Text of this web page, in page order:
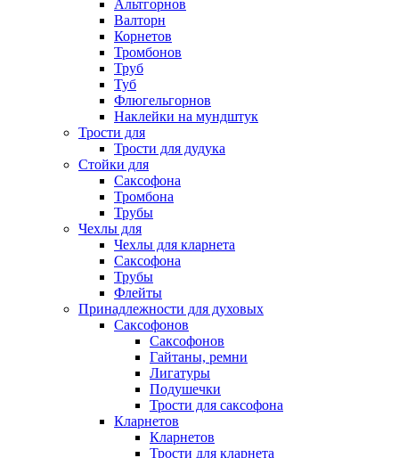
Альтгорнов
Валторн
Корнетов
Тромбонов
Труб
Туб
Флюгельгорнов
Наклейки на мундштук
Трости для
Трости для дудука
Стойки для
Саксофона
Тромбона
Трубы
Чехлы для
Чехлы для кларнета
Саксофона
Трубы
Флейты
Принадлежности для духовых
Саксофонов
Саксофонов
Гайтаны, ремни
Лигатуры
Подушечки
Трости для саксофона
Кларнетов
Кларнетов
Трости для кларнета